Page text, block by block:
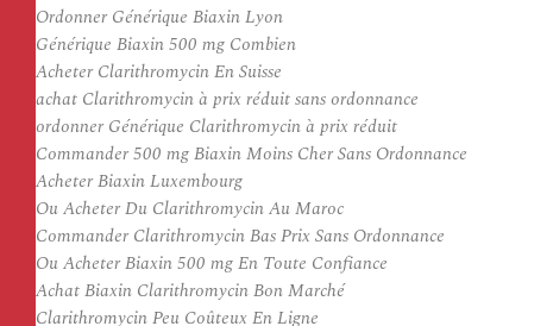
Ordonner Générique Biaxin Lyon
Générique Biaxin 500 mg Combien
Acheter Clarithromycin En Suisse
achat Clarithromycin à prix réduit sans ordonnance
ordonner Générique Clarithromycin à prix réduit
Commander 500 mg Biaxin Moins Cher Sans Ordonnance
Acheter Biaxin Luxembourg
Ou Acheter Du Clarithromycin Au Maroc
Commander Clarithromycin Bas Prix Sans Ordonnance
Ou Acheter Biaxin 500 mg En Toute Confiance
Achat Biaxin Clarithromycin Bon Marché
Clarithromycin Peu Coûteux En Ligne